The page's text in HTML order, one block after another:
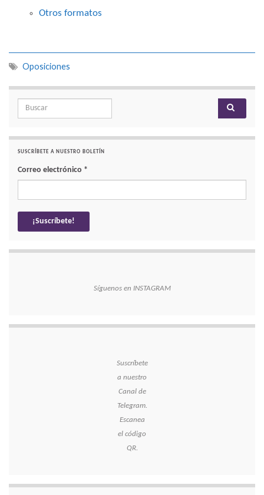
Otros formatos
Oposiciones
Search for:
SUSCRÍBETE A NUESTRO BOLETÍN
Correo electrónico *
Síguenos en INSTAGRAM
Suscríbete
a nuestro
Canal de
Telegram.
Escanea
el código
QR.